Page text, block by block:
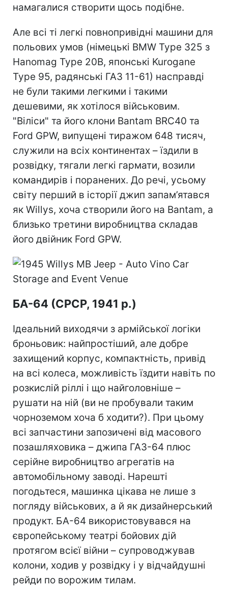
намагалися створити щось подібне.
Але всі ті легкі повнопривідні машини для
польових умов (німецькі BMW Type 325 з
Hanomag Type 20B, японські Kurogane
Type 95, радянські ГАЗ 11-61) насправді
не були такими легкими і такими
дешевими, як хотілося військовим.
"Віліси" та його клони Bantam BRC40 та
Ford GPW, випущені тиражом 648 тисяч,
служили на всіх континентах – їздили в
розвідку, тягали легкі гармати, возили
командирів і поранених. До речі, усьому
світу перший в історії джип запам’ятався
як Willys, хоча створили його на Bantam, а
близько третини виробництва складав
його двійник Ford GPW.
БА-64 (СРСР, 1941 р.)
Ідеальний виходячи з армійської логіки
броньовик: найпростіший, але добре
захищений корпус, компактність, привід
на всі колеса, можливість їздити навіть по
розкислій ріллі і що найголовніше –
рушати на ній (ви не пробували таким
чорноземом хоча б ходити?). При цьому
всі запчастини запозичені від масового
позашляховика – джипа ГАЗ-64 плюс
серійне виробництво агрегатів на
автомобільному заводі. Нарешті
погодьтеся, машинка цікава не лише з
погляду військових, а й як дизайнерський
продукт. БА-64 використовувався на
європейському театрі бойових дій
протягом всієї війни – супроводжував
колони, ходив у розвідку і у відчайдушні
рейди по ворожим тилам.